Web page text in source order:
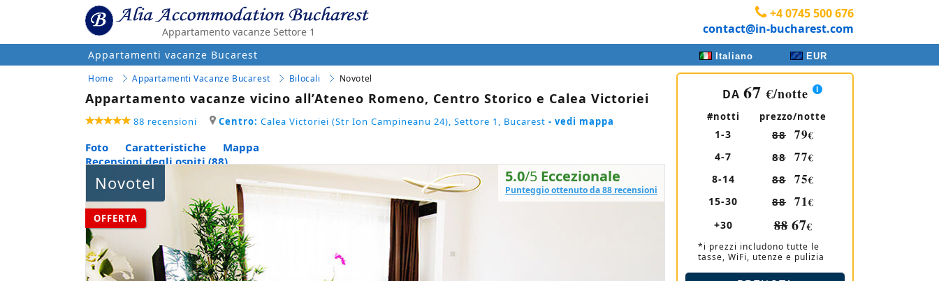
Appartamento vacanze Settore 1
+4 0745 500 676
contact@in-bucharest.com
Appartamenti vacanze Bucarest Italiano EUR
Home Appartamenti Vacanze Bucarest Bilocali Novotel
Appartamento vacanze vicino all’Ateneo Romeno, Centro Storico e Calea Victoriei
88 recensioni Centro: Calea Victoriei (Str Ion Campineanu 24), Settore 1, Bucarest - vedi mappa
Foto Caratteristiche
Mappa
Recensioni degli ospiti (88)
Novotel 5.0/5 Eccezionale
Punteggio ottenuto da 88 recensioni
OFFERTA
DA 67 €/notte
#notti prezzo/notte
1-3 88 79€
4-7 88 77€
8-14 88 75€
15-30 88 71€
+30 88 67€
*i prezzi includono tutte le
tasse, WiFi, utenze e pulizia